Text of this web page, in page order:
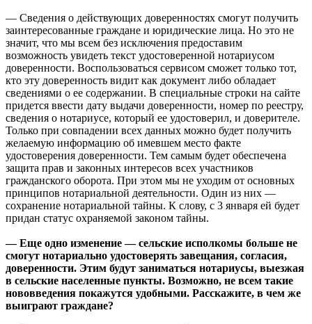
— Сведения о действующих доверенностях смогут получить
заинтересованные граждане и юридические лица. Но это не
значит, что мы всем без исключения предоставим
возможность увидеть текст удостоверенной нотариусом
доверенности. Воспользоваться сервисом сможет только тот,
кто эту доверенность видит как документ либо обладает
сведениями о ее содержании. В специальные строки на сайте
придется ввести дату выдачи доверенности, номер по реестру,
сведения о нотариусе, который ее удостоверил, и доверителе.
Только при совпадении всех данных можно будет получить
желаемую информацию об имевшем место факте
удостоверения доверенности. Тем самым будет обеспечена
защита прав и законных интересов всех участников
гражданского оборота. При этом мы не уходим от основных
принципов нотариальной деятельности. Один из них —
сохранение нотариальной тайны. К слову, с 3 января ей будет
придан статус охраняемой законом тайны.
— Еще одно изменение — сельские исполкомы больше не
смогут нотариально удостоверять завещания, согласия,
доверенности. Этим будут заниматься нотариусы, выезжая
в сельские населенные пункты. Возможно, не всем такие
нововведения покажутся удобными. Расскажите, в чем же
выиграют граждане?